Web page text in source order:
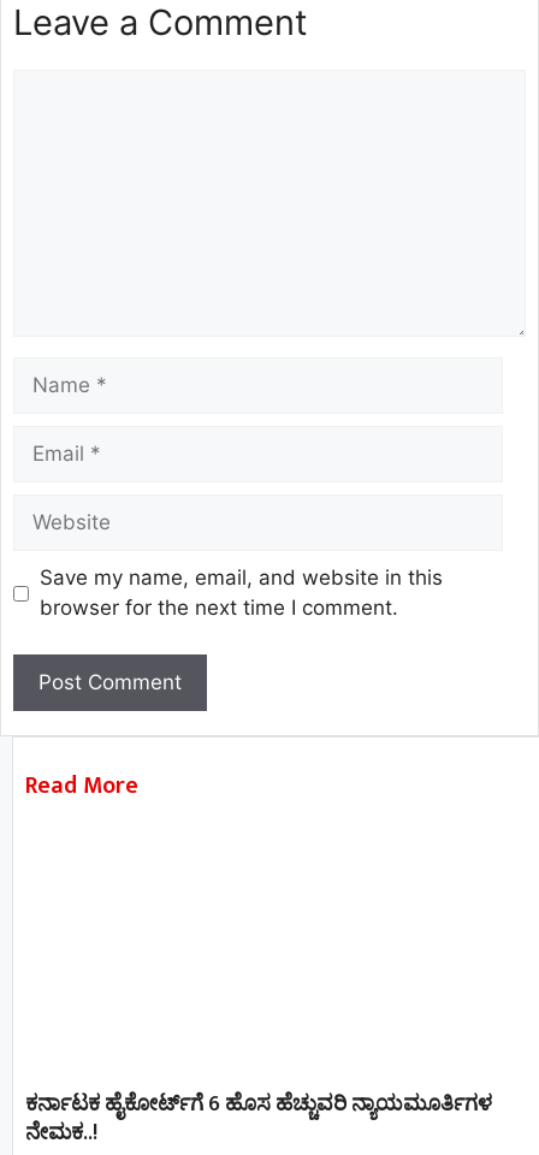
Leave a Comment
Save my name, email, and website in this
browser for the next time I comment.
Read More
ಕರ್ನಾಟಕ ಹೈಕೋರ್ಟ್‌ಗೆ 6 ಹೊಸ ಹೆಚ್ಚುವರಿ ನ್ಯಾಯಮೂರ್ತಿಗಳ
ನೇಮಕ..!